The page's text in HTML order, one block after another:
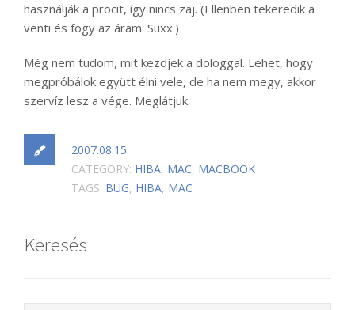
használják a procit, így nincs zaj. (Ellenben tekeredik a
venti és fogy az áram. Suxx.)
Még nem tudom, mit kezdjek a dologgal. Lehet, hogy
megpróbálok együtt élni vele, de ha nem megy, akkor
szervíz lesz a vége. Meglátjuk.
2007.08.15.
CATEGORY: HIBA, MAC, MACBOOK
TAGS: BUG, HIBA, MAC
Keresés